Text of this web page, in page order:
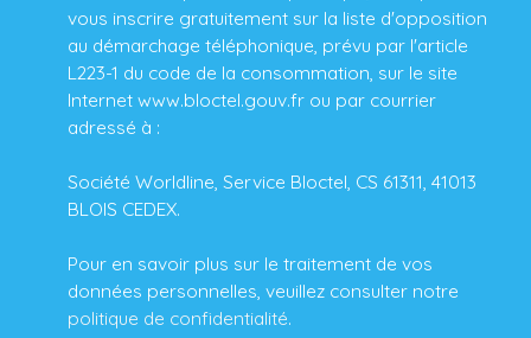
vous inscrire gratuitement sur la liste d'opposition
au démarchage téléphonique, prévu par l'article
L223-1 du code de la consommation, sur le site
Internet www.bloctel.gouv.fr ou par courrier
adressé à :
Société Worldline, Service Bloctel, CS 61311, 41013
BLOIS CEDEX.
Pour en savoir plus sur le traitement de vos
données personnelles, veuillez consulter notre
politique de confidentialité.